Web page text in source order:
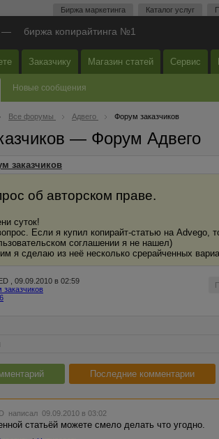
Биржа маркетинга Каталог услуг
— биржа копирайтинга №1
Заказчику Магазин статей Сервис
Новые сообщения
Все форумы Адвего Форум заказчиков
— Форум Адвего
заказчиков
об авторском праве.
суток!
Если я купил копирайт-статью на Advego,
соглашении я не нашел)
я сделаю из неё несколько срерайченных
, 09.09.2010 в 02:59
Последние комментарии
написал 09.09.2010 в 03:02
статьёй можете смело делать что угодно.